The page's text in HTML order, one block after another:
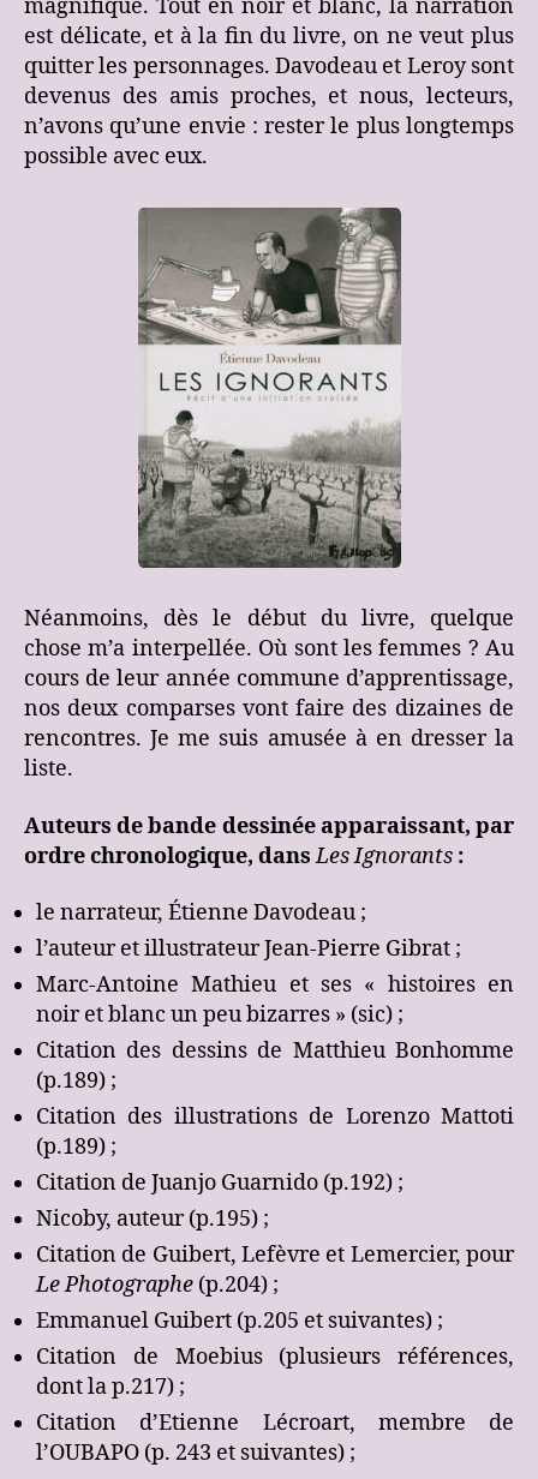
magnifique. Tout en noir et blanc, la narration
est délicate, et à la fin du livre, on ne veut plus
quitter les personnages. Davodeau et Leroy sont
devenus des amis proches, et nous, lecteurs,
n’avons qu’une envie : rester le plus longtemps
possible avec eux.
Néanmoins, dès le début du livre, quelque
chose m’a interpellée. Où sont les femmes ? Au
cours de leur année commune d’apprentissage,
nos deux comparses vont faire des dizaines de
rencontres. Je me suis amusée à en dresser la
liste.
Auteurs de bande dessinée apparaissant, par
ordre chronologique, dansLes Ignorants :
le narrateur, Étienne Davodeau ;
l’auteur et illustrateur Jean-Pierre Gibrat ;
Marc-Antoine Mathieu et ses « histoires en
noir et blanc un peu bizarres » (sic) ;
Citation des dessins de Matthieu Bonhomme
(p.189) ;
Citation des illustrations de Lorenzo Mattoti
(p.189) ;
Citation de Juanjo Guarnido (p.192) ;
Nicoby, auteur (p.195) ;
Citation de Guibert, Lefèvre et Lemercier, pour
Le Photographe (p.204) ;
Emmanuel Guibert (p.205 et suivantes) ;
Citation de Moebius (plusieurs références,
dont la p.217) ;
Citation d’Etienne Lécroart, membre de
l’OUBAPO (p. 243 et suivantes) ;